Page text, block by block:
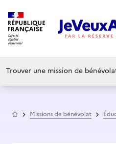
Trouver une mission de
AccueilMissions de bénévolat